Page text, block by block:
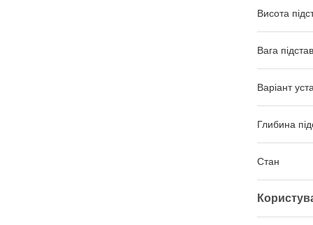
Висота
Вага
Варіант
Глибина
Стан